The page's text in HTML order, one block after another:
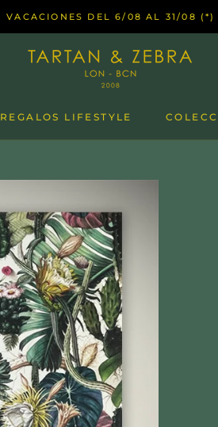
VACACIONES DEL 6/08 AL 31/08 (*)
REGALOS LIFESTYLE